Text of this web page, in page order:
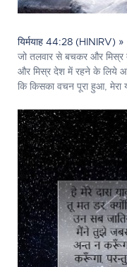
यिर्मयाह 44:28 (HINIRV) »
जो तलवार से बचकर और मिस्र
और मिस्र देश में रहने के लिये
कि किसका वचन पूरा हुआ, मेरा